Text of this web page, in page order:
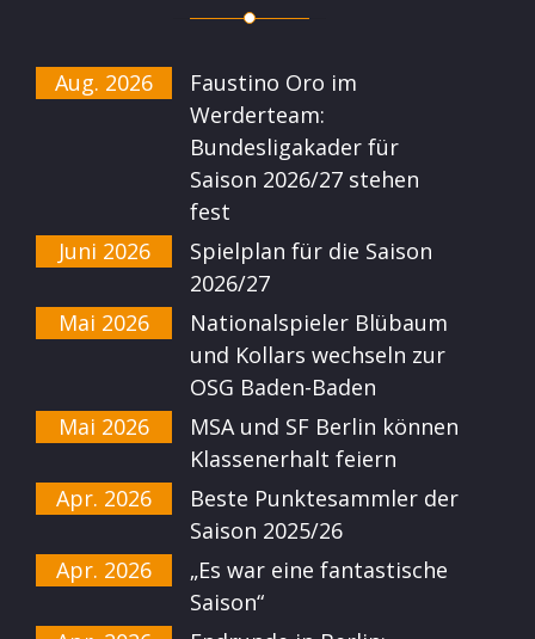
Aug. 2026
Faustino Oro im
Werderteam:
Bundesligakader für
Saison 2026/27 stehen
fest
Juni 2026
Spielplan für die Saison
2026/27
Mai 2026
Nationalspieler Blübaum
und Kollars wechseln zur
OSG Baden-Baden
Mai 2026
MSA und SF Berlin können
Klassenerhalt feiern
Apr. 2026
Beste Punktesammler der
Saison 2025/26
Apr. 2026
„Es war eine fantastische
Saison“